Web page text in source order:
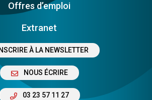
Offres d’emploi
Extranet
À LA NEWSLETTER
NOUS ÉCRIRE
03 23 57 11 27